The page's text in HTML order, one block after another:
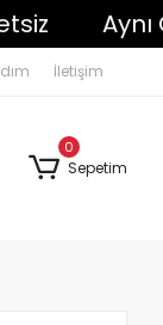
Aynı
İletişim
0
Sepetim